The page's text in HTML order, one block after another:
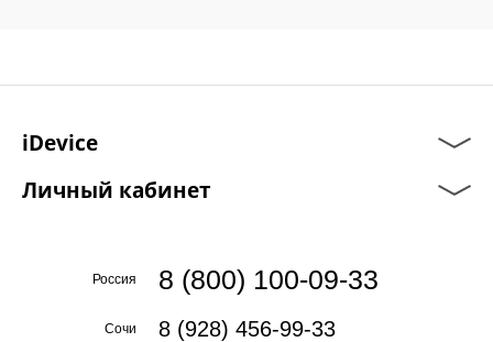
iDevice
Личный кабинет
Россия 8 (800) 100-09-33
Сочи 8 (928) 456-99-33